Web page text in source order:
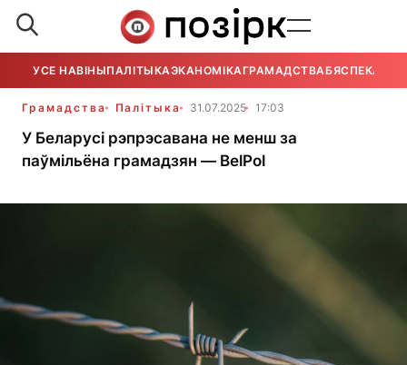
УСЕ НАВІНЫПАЛІТЫКАЭКАНОМІКАГРАМАДСТВАБЯСПЕКА
Грамадства Палітыка 31.07.2025 17:03
У Беларусі рэпрэсавана не менш за
паўмільёна грамадзян — BelPol